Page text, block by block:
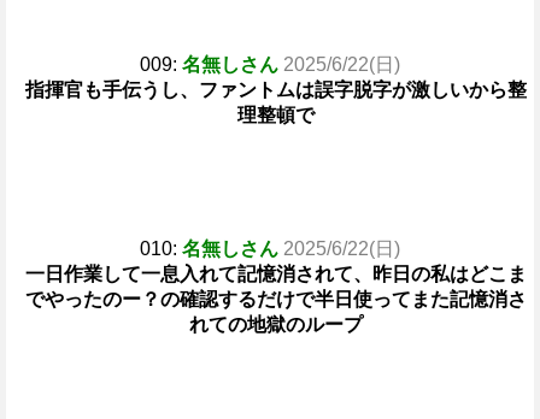
009: 名無しさん 2025/6/22(日)
指揮官も手伝うし、ファントムは誤字脱字が激しいから整
理整頓で
010: 名無しさん 2025/6/22(日)
一日作業して一息入れて記憶消されて、昨日の私はどこま
でやったのー？の確認するだけで半日使ってまた記憶消さ
れての地獄のループ